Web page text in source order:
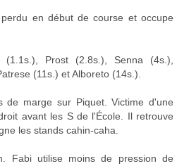
en début de course et occupe
Prost (2.8s.), Senna (4s.),
(11s.) et Alboreto (14s.).
de marge sur Piquet. Victime d'une
avant les S de l'École. Il retrouve
les stands cahin-caha.
Fabi utilise moins de pression de